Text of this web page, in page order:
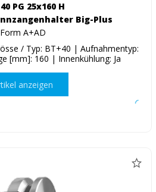
PG 25x160 H
Big-Plus
Form A+AD
/ Typ: BT+40 | Aufnahmentyp:
[mm]: 160 | Innenkühlung: Ja
anzeigen